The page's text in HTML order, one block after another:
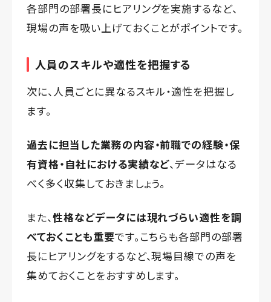
各部門の部署長にヒアリングを実施するなど、
現場の声を吸い上げておくことがポイントです。
人員のスキルや適性を把握する
次に、人員ごとに異なるスキル・適性を把握し
ます。
過去に担当した業務の内容・前職での経験・保
有資格・自社における実績など、データはなる
べく多く収集しておきましょう。
また、性格などデータには現れづらい適性を調
べておくことも重要です。こちらも各部門の部署
長にヒアリングをするなど、現場目線での声を
集めておくことをおすすめします。